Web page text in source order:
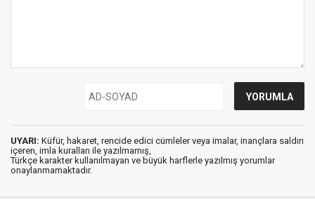
UYARI: Küfür, hakaret, rencide edici cümleler veya imalar, inançlara saldırı
içeren, imla kuralları ile yazılmamış,
Türkçe karakter kullanılmayan ve büyük harflerle yazılmış yorumlar
onaylanmamaktadır.